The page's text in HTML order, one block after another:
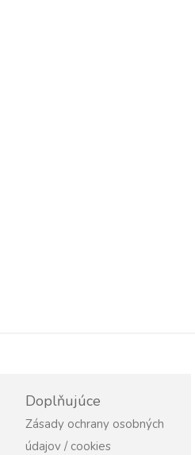
Doplňujúce
Zásady ochrany osobných
údajov / cookies